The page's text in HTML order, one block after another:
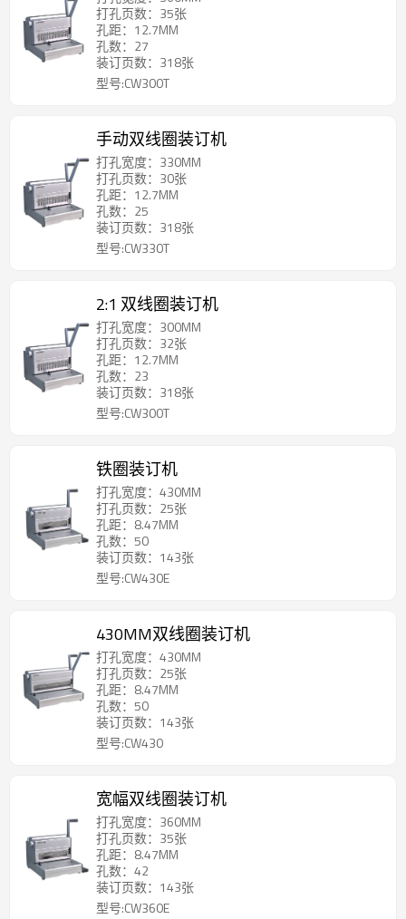
打孔页数：35张
孔距：12.7MM
孔数：27
装订页数：318张
型号:CW300T
手动双线圈装订机
打孔宽度：330MM
打孔页数：30张
孔距：12.7MM
孔数：25
装订页数：318张
型号:CW330T
2:1 双线圈装订机
打孔宽度：300MM
打孔页数：32张
孔距：12.7MM
孔数：23
装订页数：318张
型号:CW300T
铁圈装订机
打孔宽度：430MM
打孔页数：25张
孔距：8.47MM
孔数：50
装订页数：143张
型号:CW430E
430MM双线圈装订机
打孔宽度：430MM
打孔页数：25张
孔距：8.47MM
孔数：50
装订页数：143张
型号:CW430
宽幅双线圈装订机
打孔宽度：360MM
打孔页数：35张
孔距：8.47MM
孔数：42
装订页数：143张
型号:CW360E